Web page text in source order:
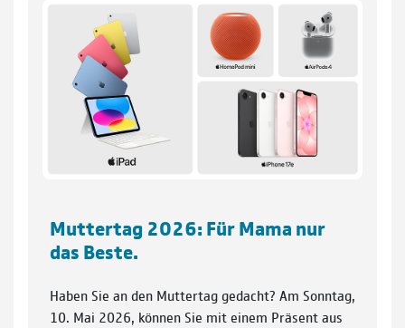
Muttertag 2026: Für Mama nur
das Beste.
Haben Sie an den Muttertag gedacht? Am Sonntag,
10. Mai 2026, können Sie mit einem Präsent aus